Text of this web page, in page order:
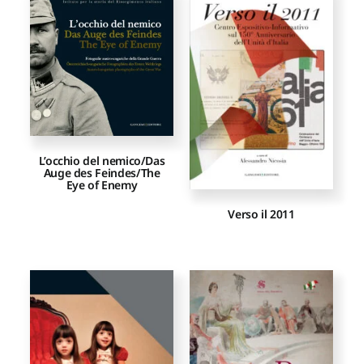
L’occhio del nemico/Das
Auge des Feindes/The
Eye of Enemy
Verso il 2011